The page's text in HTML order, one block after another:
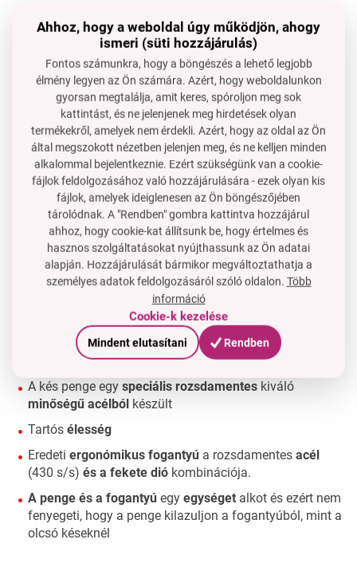
Időnként élelmiszeripari olajjal kell kezelni, hogy
megőrizze fényét és ellenállását.
4. Milyen csomagolásban érkezik?
Szilárd bliszterben – elegáns ajándékra is alkalmas.
SAKAI PROFESSIONAL
A kés penge egy speciális rozsdamentes kiváló
minőségű acélból készült
Tartós élesség
Eredeti ergonómikus fogantyú a rozsdamentes acél
(430 s/s) és a fekete dió kombinációja.
A penge és a fogantyú egy egységet alkot és ezért nem
fenyegeti, hogy a penge kilazuljon a fogantyúból, mint a
olcsó késeknél
Ahhoz, hogy a weboldal úgy működjön, ahogy
ismeri (süti hozzájárulás)
Fontos számunkra, hogy a böngészés a lehető legjobb
élmény legyen az Ön számára. Azért, hogy weboldalunkon
gyorsan megtalálja, amit keres, spóroljon meg sok
kattintást, és ne jelenjenek meg hirdetések olyan
termékekről, amelyek nem érdekli. Azért, hogy az oldal az Ön
által megszokott nézetben jelenjen meg, és ne kelljen minden
alkalommal bejelentkeznie. Ezért szükségünk van a cookie-
fájlok feldolgozásához való hozzájárulására - ezek olyan kis
fájlok, amelyek ideiglenesen az Ön böngészőjében
tárolódnak. A "Rendben" gombra kattintva hozzájárul
ahhoz, hogy cookie-kat állítsunk be, hogy értelmes és
hasznos szolgáltatásokat nyújthassunk az Ön adatai
alapján. Hozzájárulását bármikor megváltoztathatja a
személyes adatok feldolgozásáról szóló oldalon. Több
információ
Cookie-k kezelése
Mindent elutasítani Rendben